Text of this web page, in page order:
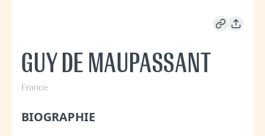
GUY DE MAUPASSANT
France
BIOGRAPHIE